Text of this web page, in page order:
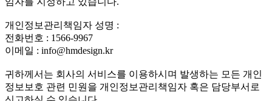
개인정보관리책임자 성명 :
전화번호 : 1566-9967
이메일 : info@hmdesign.kr
귀하께서는 회사의 서비스를 이용하시며 발생하는 모든 개인
정보보호 관련 민원을 개인정보관리책임자 혹은 담당부서로